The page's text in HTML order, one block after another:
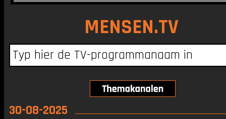
MENSEN.TV
30-08-2025